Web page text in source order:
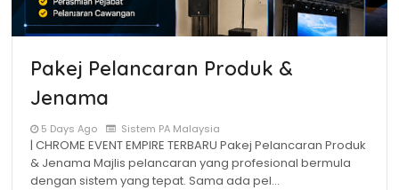
Pakej Pelancaran Produk &
Jenama
5 Days Ago Sistem PA Malaysia
| CHROME EVENT EMPIRE TERBARU Pakej Pelancaran Produk
& Jenama Majlis pelancaran yang profesional bermula
dengan sistem yang tepat. Sama ada pel…